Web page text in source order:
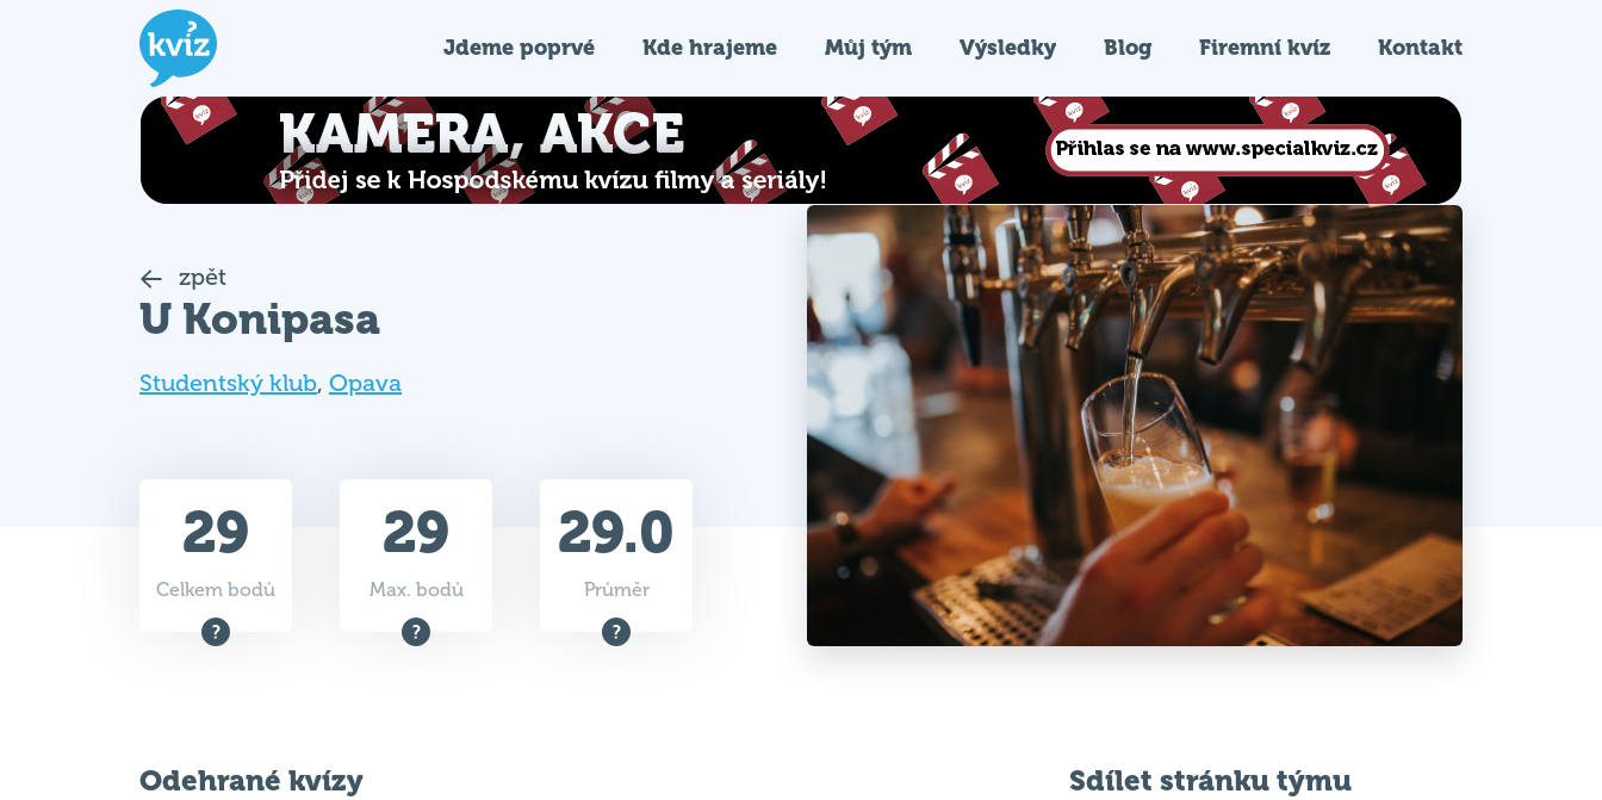
Jdeme poprvé Kde hrajeme Můj tým Výsledky Blog Firemní kvíz Kontakt
zpět
U Konipasa
Studentský klub, Opava
29
Celkem bodů
29
Max. bodů
29.0
Průměr
Odehrané kvízy Sdílet stránku týmu